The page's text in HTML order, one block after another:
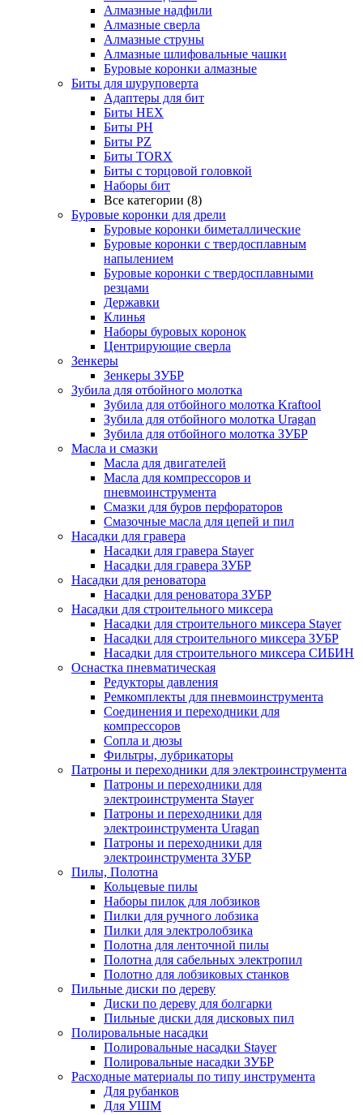
Алмазные надфили
Алмазные сверла
Алмазные струны
Алмазные шлифовальные чашки
Буровые коронки алмазные
Биты для шуруповерта
Адаптеры для бит
Биты HEX
Биты PH
Биты PZ
Биты TORX
Биты с торцовой головкой
Наборы бит
Все категории (8)
Буровые коронки для дрели
Буровые коронки биметаллические
Буровые коронки с твердосплавным
напылением
Буровые коронки с твердосплавными
резцами
Державки
Клинья
Наборы буровых коронок
Центрирующие сверла
Зенкеры
Зенкеры ЗУБР
Зубила для отбойного молотка
Зубила для отбойного молотка Kraftool
Зубила для отбойного молотка Uragan
Зубила для отбойного молотка ЗУБР
Масла и смазки
Масла для двигателей
Масла для компрессоров и
пневмоинструмента
Смазки для буров перфораторов
Смазочные масла для цепей и пил
Насадки для гравера
Насадки для гравера Stayer
Насадки для гравера ЗУБР
Насадки для реноватора
Насадки для реноватора ЗУБР
Насадки для строительного миксера
Насадки для строительного миксера Stayer
Насадки для строительного миксера ЗУБР
Насадки для строительного миксера СИБИН
Оснастка пневматическая
Редукторы давления
Ремкомплекты для пневмоинструмента
Соединения и переходники для
компрессоров
Сопла и дюзы
Фильтры, лубрикаторы
Патроны и переходники для электроинструмента
Патроны и переходники для
электроинструмента Stayer
Патроны и переходники для
электроинструмента Uragan
Патроны и переходники для
электроинструмента ЗУБР
Пилы, Полотна
Кольцевые пилы
Наборы пилок для лобзиков
Пилки для ручного лобзика
Пилки для электролобзика
Полотна для ленточной пилы
Полотна для сабельных электропил
Полотно для лобзиковых станков
Пильные диски по дереву
Диски по дереву для болгарки
Пильные диски для дисковых пил
Полировальные насадки
Полировальные насадки Stayer
Полировальные насадки ЗУБР
Расходные материалы по типу инструмента
Для рубанков
Для УШМ